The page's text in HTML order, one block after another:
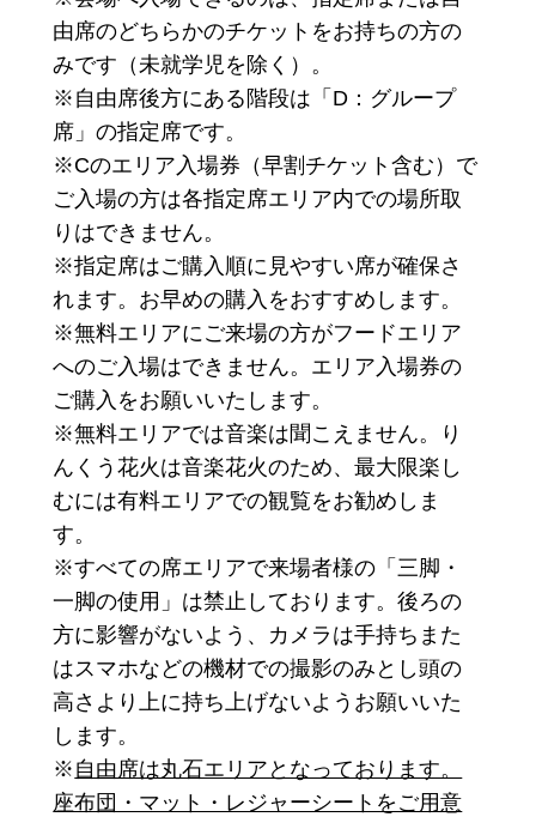
由席のどちらかのチケットをお持ちの方の
みです（未就学児を除く）。
※自由席後方にある階段は「D：グループ
席」の指定席です。
※Cのエリア入場券（早割チケット含む）で
ご入場の方は各指定席エリア内での場所取
りはできません。
※指定席はご購入順に見やすい席が確保さ
れます。お早めの購入をおすすめします。
※無料エリアにご来場の方がフードエリア
へのご入場はできません。エリア入場券の
ご購入をお願いいたします。
※無料エリアでは音楽は聞こえません。り
んくう花火は音楽花火のため、最大限楽し
むには有料エリアでの観覧をお勧めしま
す。
​※すべての席エリアで来場者様の「三脚・
一脚の使用」は禁止しております。後ろの
方に影響がないよう、カメラは手持ちまた
はスマホなどの機材での撮影のみとし頭の
高さより上に持ち上げないようお願いいた
します。
​※ 自由席は丸石エリアとなっております。
座布団・マット・レジャーシートをご用意